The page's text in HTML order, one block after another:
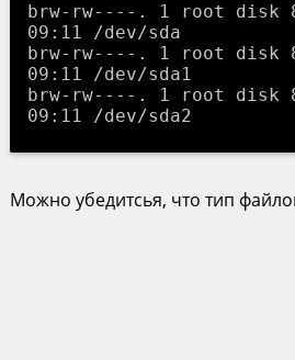
brw-rw----. 1 root disk
09:11 /dev/sda
brw-rw----. 1 root disk
09:11 /dev/sda1
brw-rw----. 1 root disk
Можно убедитсья, что тип